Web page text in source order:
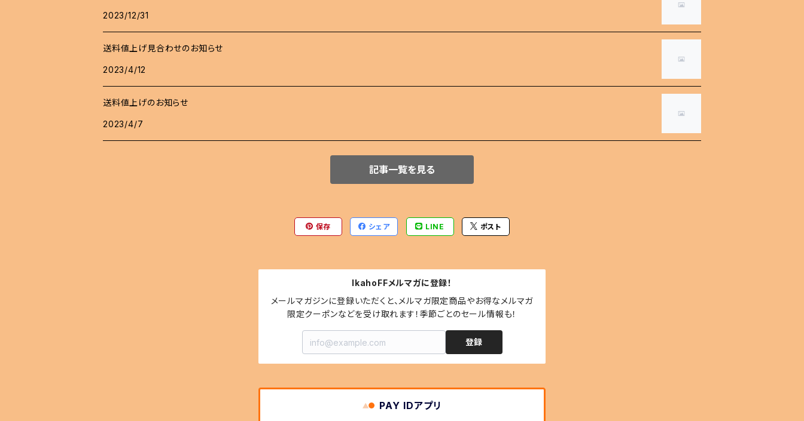
ジャイアント
2023/12/31
送料値上げ見合わせのお知らせ
2023/4/12
送料値上げのお知らせ
2023/4/7
記事一覧を見る
保存 シェア LINE ポスト
IkahoFFメルマガに登録！
メールマガジンに登録いただくと、メルマガ限定商品やお得なメルマガ
限定クーポンなどを受け取れます！季節ごとのセール情報も！
登録
PAY IDアプリ